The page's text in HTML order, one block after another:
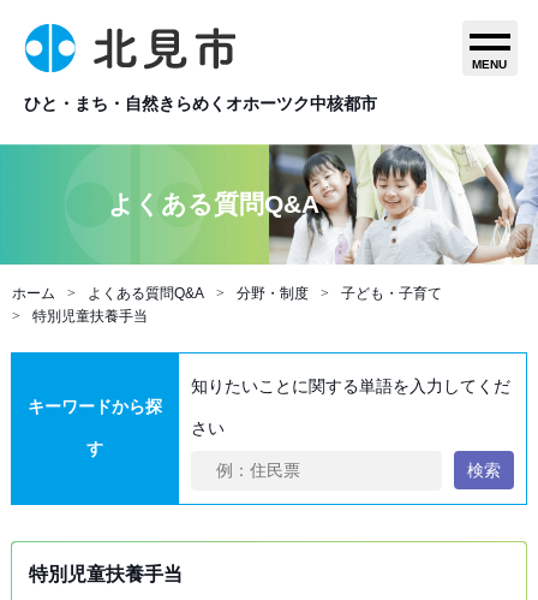
ひと・まち・自然きらめくオホーツク中核都市
MENU
よくある質問Q&A
ホーム よくある質問Q&A 分野・制度
子ども・子育て
特別児童扶養手当
キーワードから探
す
知りたいことに関する単語を入力してくだ
さい
検索
特別児童扶養手当